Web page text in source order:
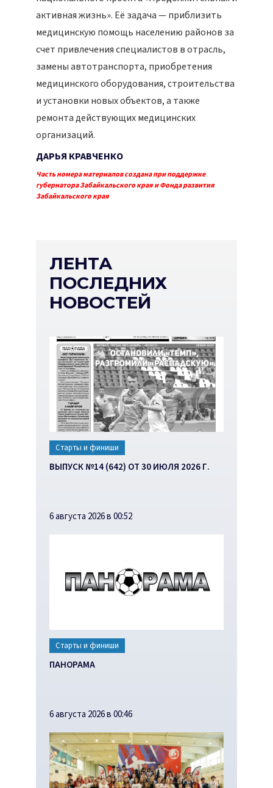
активная жизнь». Её задача — приблизить
медицинскую помощь населению районов за
счет привлечения специалистов в отрасль,
замены автотранспорта, приобретения
медицинского оборудования, строительства
и установки новых объектов, а также
ремонта действующих медицинских
организаций.
ДАРЬЯ КРАВЧЕНКО
Часть номера материалов создана при поддержке
губернатора Забайкальского края и Фонда развития
Забайкальского края
ЛЕНТА
ПОСЛЕДНИХ
НОВОСТЕЙ
Старты и финиши
ВЫПУСК №14 (642) ОТ 30 ИЮЛЯ 2026 Г.
6 августа 2026 в 00:52
Старты и финиши
ПАНОРАМА
6 августа 2026 в 00:46